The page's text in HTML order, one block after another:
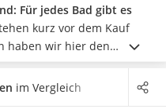
Für jedes Bad gibt es
kurz vor dem Kauf
haben wir hier den
Tests im Internet zeigen,
aus Sanitäracryl gefertigt
im Vergleich